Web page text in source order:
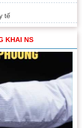
tế
KHAI NS